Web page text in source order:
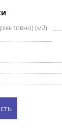
(м2):